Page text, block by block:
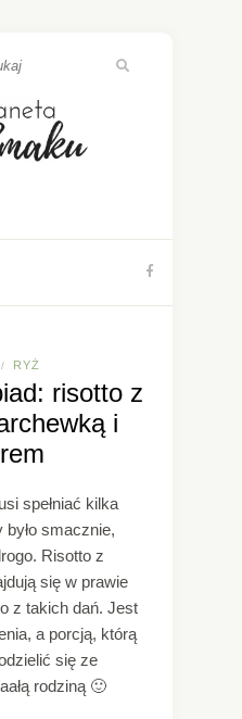
/ RYŻ
risotto z
i
spełniać kilka
było smacznie,
Risotto z
się w prawie
z takich dań. Jest
a porcją, którą
się ze
rodziną 🙂